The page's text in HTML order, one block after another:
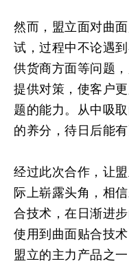
然而，盟立面对曲
试，过程中不论遇
供货商方面等问题
提供对策，使客户
题的能力。从中吸
的养分，待日后能
经过此次合作，让
际上崭露头角，相
合技术，在日渐进
使用到曲面贴合技
盟立的主力产品之一